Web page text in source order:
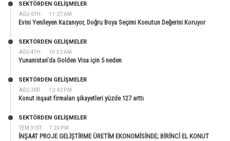
AĞU 6TH 11:27 AM
SEKTÖRDEN GELIŞMELER
Evini Yenileyen Kazanıyor, Doğru Boya Seçimi Konutun Değerini Koruyor
AĞU 4TH 10:52 AM
SEKTÖRDEN GELIŞMELER
Yunanistan’da Golden Visa için 5 neden
AĞU 3RD 12:42 PM
SEKTÖRDEN GELIŞMELER
Konut inşaat firmaları şikayetleri yüzde 127 arttı
TEM 31ST 7:24 PM
SEKTÖRDEN GELIŞMELER
İNŞAAT PROJE GELİŞTİRME ÜRETİM EKONOMİSİNDE; BİRİNCİ EL KONUT